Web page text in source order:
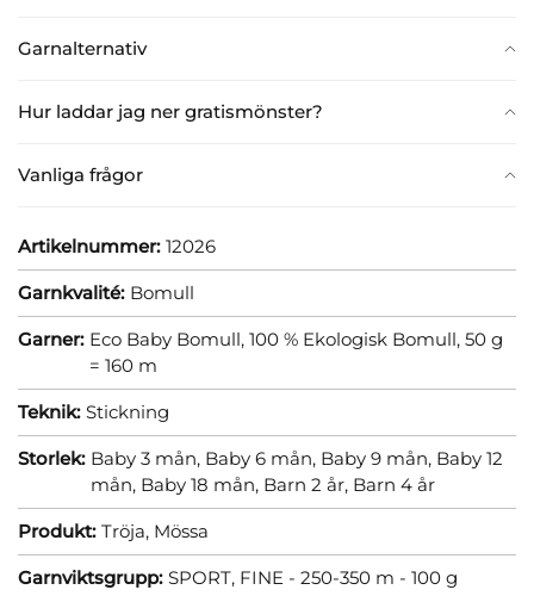
Garnalternativ
Hur laddar jag ner gratismönster?
Vanliga frågor
Artikelnummer: 12026
Garnkvalité: Bomull
Garner: Eco Baby Bomull, 100 % Ekologisk Bomull, 50 g
= 160 m
Teknik: Stickning
Storlek: Baby 3 mån, Baby 6 mån, Baby 9 mån, Baby 12
mån, Baby 18 mån, Barn 2 år, Barn 4 år
Produkt: Tröja, Mössa
Garnviktsgrupp: SPORT, FINE - 250-350 m - 100 g